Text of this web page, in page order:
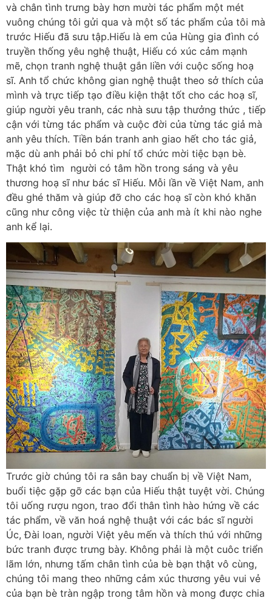
và chân tình trưng bày hơn mười tác phẩm một mét
vuông chúng tôi gửi qua và một số tác phẩm của tôi mà
trước Hiếu đã sưu tập.Hiếu là em của Hùng gia đình có
truyền thống yêu nghệ thuật, Hiếu có xúc cảm mạnh
mẽ, chọn tranh nghệ thuật gắn liền với cuộc sống hoạ
sĩ. Anh tổ chức không gian nghệ thuật theo sở thích của
mình và trực tiếp tạo điều kiện thật tốt cho các hoạ sĩ,
giúp người yêu tranh, các nhà sưu tập thưởng thức , tiếp
cận với từng tác phẩm và cuộc đời của từng tác giả mà
anh yêu thích. Tiền bán tranh anh giao hết cho tác giả,
mặc dù anh phải bỏ chi phí tổ chức mời tiệc bạn bè.
Thật khó tìm người có tâm hồn trong sáng và yêu
thương hoạ sĩ như bác sĩ Hiếu. Mỗi lần về Việt Nam, anh
đều ghé thăm và giúp đỡ cho các hoạ sĩ còn khó khăn
cũng như công việc từ thiện của anh mà ít khi nào nghe
anh kể lại.
Trước giờ chúng tôi ra sân bay chuẩn bị về Việt Nam,
buổi tiệc gặp gỡ các bạn của Hiếu thật tuyệt vời. Chúng
tôi uống rượu ngon, trao đổi thân tình hào hứng về các
tác phẩm, về văn hoá nghệ thuật với các bác sĩ người
Úc, Đài loan, người Việt yêu mến và thích thú với những
bức tranh được trưng bày. Không phải là một cuôc triển
lãm lớn, nhưng tấm chân tình của bè bạn thật vô cùng,
chúng tôi mang theo những cảm xúc thương yêu vui vẻ
của bạn bè tràn ngập trong tâm hồn và mong được chia